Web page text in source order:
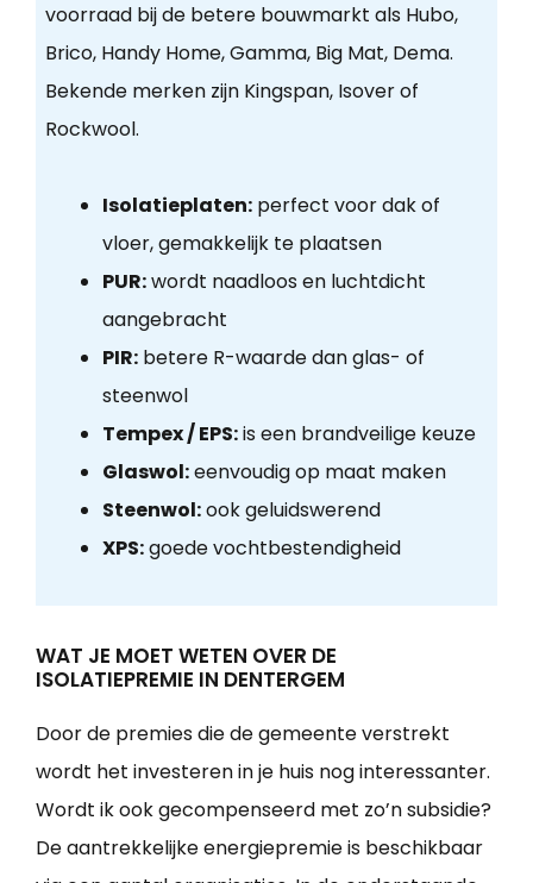
voorraad bij de betere bouwmarkt als Hubo,
Brico, Handy Home, Gamma, Big Mat, Dema.
Bekende merken zijn Kingspan, Isover of
Rockwool.
Isolatieplaten:perfect voor dak of
vloer, gemakkelijk te plaatsen
PUR:wordt naadloos en luchtdicht
aangebracht
PIR:betere R-waarde dan glas- of
steenwol
Tempex / EPS:is een brandveilige keuze
Glaswol:eenvoudig op maat maken
Steenwol:ook geluidswerend
XPS:goede vochtbestendigheid
WAT JE MOET WETEN OVER DE
ISOLATIEPREMIE IN DENTERGEM
Door de premies die de gemeente verstrekt
wordt het investeren in je huis nog interessanter.
Wordt ik ook gecompenseerd met zo’n subsidie?
De aantrekkelijke energiepremie is beschikbaar